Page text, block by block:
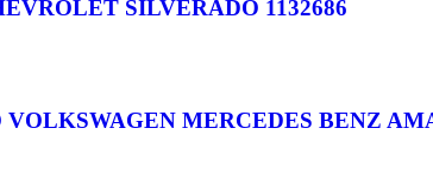
SILVERADO 1132686
MERCEDES BENZ